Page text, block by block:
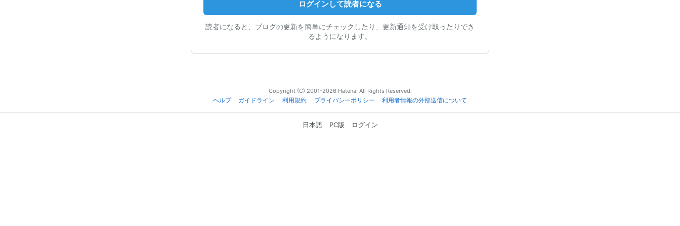
ログインして読者になる
読者になると、ブログの更新を簡単にチェックしたり、更新通知を受け取ったりでき
るようになります。
Copyright (C) 2001-2026 Hatena. All Rights Reserved.
ヘルプ
ガイドライン 利用規約 プライバシーポリシー 利用者情報の外部送信について
日本語 PC版 ログイン